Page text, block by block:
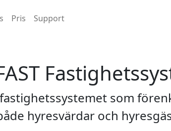
Pris Support
som
hyresvärdar och